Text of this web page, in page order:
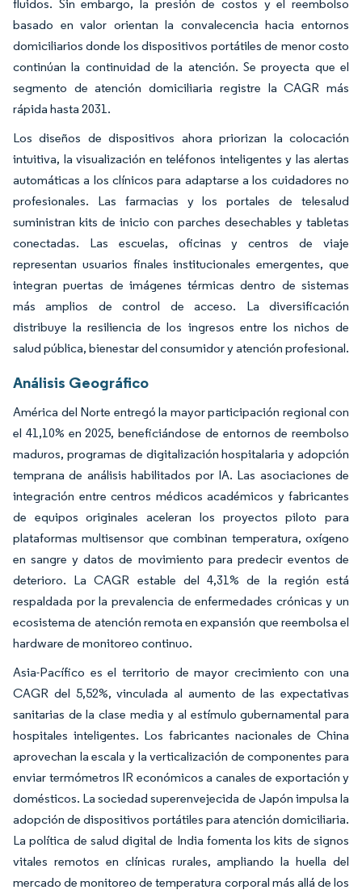
fluidos. Sin embargo, la presión de costos y el reembolso
basado en valor orientan la convalecencia hacia entornos
domiciliarios donde los dispositivos portátiles de menor costo
continúan la continuidad de la atención. Se proyecta que el
segmento de atención domiciliaria registre la CAGR más
rápida hasta 2031.
Los diseños de dispositivos ahora priorizan la colocación
intuitiva, la visualización en teléfonos inteligentes y las alertas
automáticas a los clínicos para adaptarse a los cuidadores no
profesionales. Las farmacias y los portales de telesalud
suministran kits de inicio con parches desechables y tabletas
conectadas. Las escuelas, oficinas y centros de viaje
representan usuarios finales institucionales emergentes, que
integran puertas de imágenes térmicas dentro de sistemas
más amplios de control de acceso. La diversificación
distribuye la resiliencia de los ingresos entre los nichos de
salud pública, bienestar del consumidor y atención profesional.
Análisis Geográfico
América del Norte entregó la mayor participación regional con
el 41,10% en 2025, beneficiándose de entornos de reembolso
maduros, programas de digitalización hospitalaria y adopción
temprana de análisis habilitados por IA. Las asociaciones de
integración entre centros médicos académicos y fabricantes
de equipos originales aceleran los proyectos piloto para
plataformas multisensor que combinan temperatura, oxígeno
en sangre y datos de movimiento para predecir eventos de
deterioro. La CAGR estable del 4,31% de la región está
respaldada por la prevalencia de enfermedades crónicas y un
ecosistema de atención remota en expansión que reembolsa el
hardware de monitoreo continuo.
Asia-Pacífico es el territorio de mayor crecimiento con una
CAGR del 5,52%, vinculada al aumento de las expectativas
sanitarias de la clase media y al estímulo gubernamental para
hospitales inteligentes. Los fabricantes nacionales de China
aprovechan la escala y la verticalización de componentes para
enviar termómetros IR económicos a canales de exportación y
domésticos. La sociedad superenvejecida de Japón impulsa la
adopción de dispositivos portátiles para atención domiciliaria.
La política de salud digital de India fomenta los kits de signos
vitales remotos en clínicas rurales, ampliando la huella del
mercado de monitoreo de temperatura corporal más allá de los